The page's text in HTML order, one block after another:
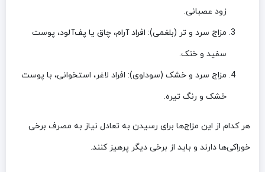
زود عصبانی.
مزاج سرد و تر (بلغمی): افراد آرام، چاق یا پف‌آلود، پوست
سفید و خنک.
مزاج سرد و خشک (سوداوی): افراد لاغر، استخوانی، با پوست
خشک و رنگ تیره.
هر کدام از این مزاج‌ها برای رسیدن به تعادل نیاز به مصرف برخی
خوراکی‌ها دارند و باید از برخی دیگر پرهیز کنند.